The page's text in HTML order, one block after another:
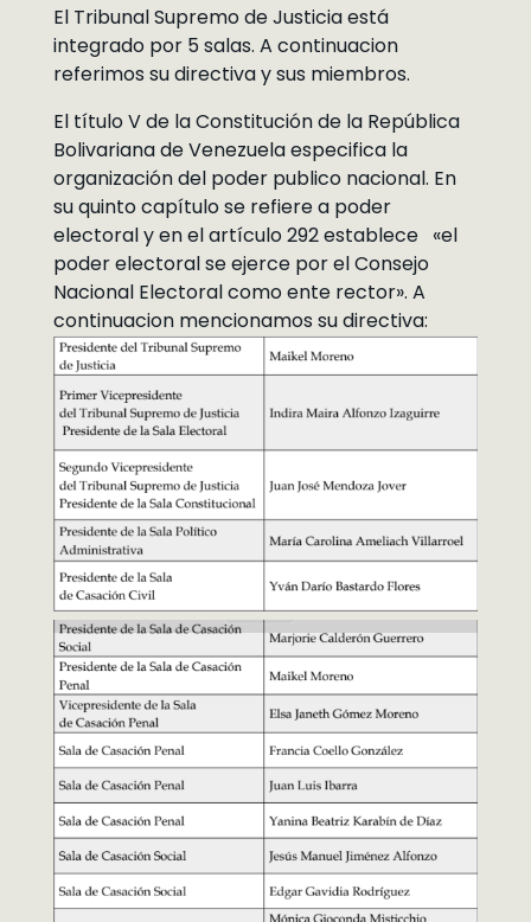
El Tribunal Supremo de Justicia está
integrado por 5 salas. A continuacion
referimos su directiva y sus miembros.
El título V de la Constitución de la República
Bolivariana de Venezuela especifica la
organización del poder publico nacional. En
su quinto capítulo se refiere a poder
electoral y en el artículo 292 establece «el
poder electoral se ejerce por el Consejo
Nacional Electoral como ente rector». A
continuacion mencionamos su directiva: